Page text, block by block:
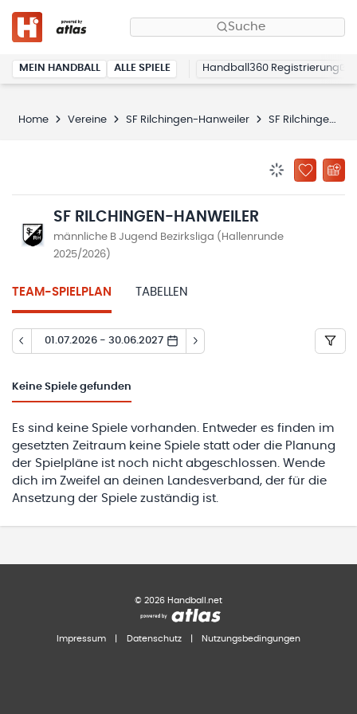
Suche
MEIN HANDBALL ALLE SPIELE Handball360 Registrierung
Home Vereine SF Rilchingen-Hanweiler SF Rilchingen-Hanweiler
ZU
SF RILCHINGEN-HANWEILER
männliche B Jugend Bezirksliga (Hallenrunde
2025/2026)
TEAM-SPIELPLAN TABELLEN
01.07.2026 - 30.06.2027
Keine Spiele gefunden
Es sind keine Spiele vorhanden. Entweder es finden im
gesetzten Zeitraum keine Spiele statt oder die Planung
der Spielpläne ist noch nicht abgeschlossen. Wende
dich im Zweifel an deinen Landesverband, der für die
Ansetzung der Spiele zuständig ist.
© 2026 Handball.net
Impressum Datenschutz Nutzungsbedingungen